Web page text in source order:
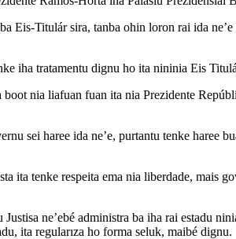
Eis-Titulár sira, tanba ohin loron rai ida
iha tratamentu dignu ho ita nininia Eis
nia liafuan fuan ita nia Prezidente
sei haree ida ne’e, purtantu tenke haree
ita tenke respeita ema nia liberdade, mais
ne’ebé administra ba iha rai estadu
ita regularıza ho forma seluk, maibé dignu.